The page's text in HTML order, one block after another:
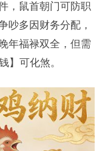
，鼠首朝门可防职
吵多因财务分配，
年福禄双全，但需
】可化煞。